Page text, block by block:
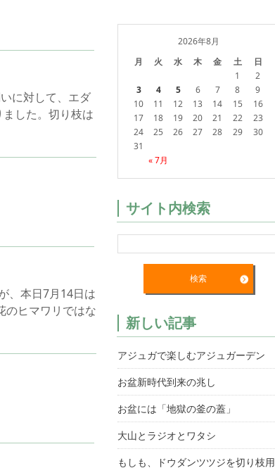
に対して、エダ
した。切り枝は
、本日7月14日は
のヒマワリではな
2026年8月
月
火 水 木 金 土 日
« 7月
1
2
3
4 5 6 7 8
9
10
11 12 13 14 15
16
17
18 19 20 21 22
23
24
25 26 27 28 29
30
31
サイト内検索
新しい記事
アジュガで楽しむアジュガーデン
お盆新時代到来の兆し
お盆には「地獄の釜の蓋」
大山とラジオとワタシ
もしも、ドウダンツツジを切り枝用